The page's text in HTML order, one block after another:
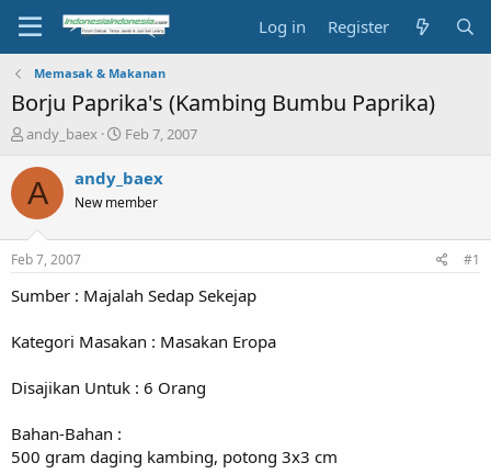
Log in Register
Memasak & Makanan
Borju Paprika's (Kambing Bumbu Paprika)
T
r
e
a
s
t
a
e
andy_baex
S
a
t
e
Feb 7, 2007
A andy_baex
New member
Feb 7, 2007 #1
Sumber : Majalah Sedap Sekejap
Kategori Masakan : Masakan Eropa
Disajikan Untuk : 6 Orang
Bahan-Bahan :
500 gram daging kambing, potong 3x3 cm